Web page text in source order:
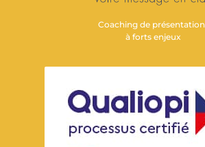
Coaching de
à forts enjeux